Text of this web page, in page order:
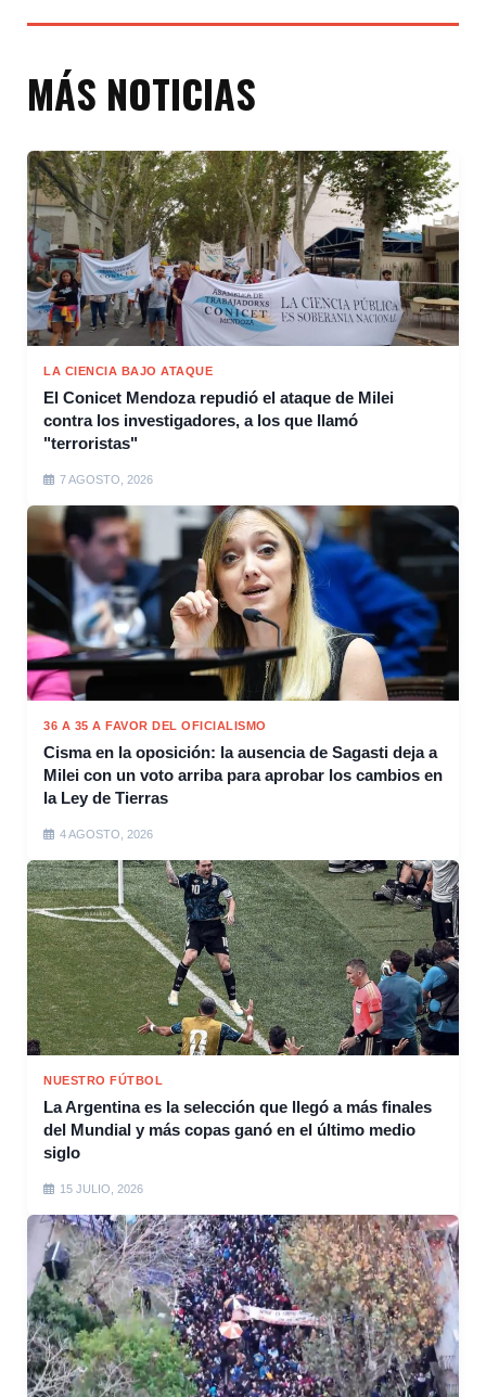
MÁS NOTICIAS
LA CIENCIA BAJO ATAQUE
El Conicet Mendoza repudió el ataque de Milei
contra los investigadores, a los que llamó
"terroristas"
7 AGOSTO, 2026
36 A 35 A FAVOR DEL OFICIALISMO
Cisma en la oposición: la ausencia de Sagasti deja a
Milei con un voto arriba para aprobar los cambios en
la Ley de Tierras
4 AGOSTO, 2026
NUESTRO FÚTBOL
La Argentina es la selección que llegó a más finales
del Mundial y más copas ganó en el último medio
siglo
15 JULIO, 2026